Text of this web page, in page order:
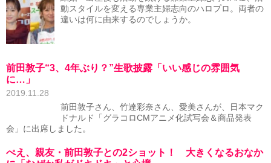
動スタイルを変える専業主婦志向のハロプロ。両者の
違いは何に由来するのでしょうか。
前田敦子“3、4年ぶり？”生歌披露「いい感じの雰囲気
に…」
2019.11.28
前田敦子さん、竹達彩奈さん、愛美さんが、日本マク
ドナルド「グラコロCMアニメ化試写会＆商品発表
会」に出席しました。
ぺえ、親友・前田敦子との2ショット！ 大きくなるおなか